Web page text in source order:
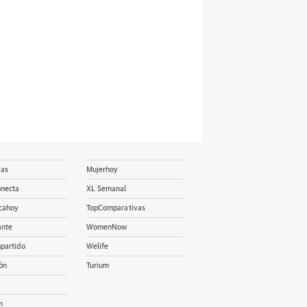
Mujerhoy
XL Semanal
TopComparativas
WomenNow
Welife
Turium